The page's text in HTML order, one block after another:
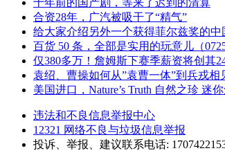
十年前的国产剧，等来了迟到的清算
合资28年，广汽被吸干了“精气”
给大家介绍另外一个获得菲尔兹奖的
百货 50 条，全部是实用的玩意儿（0725
仅380多万！詹姆斯下赛季薪资将创其
袁绍、曹操如何从”袁曹一体”到兵戎相
美国进口，Nature’s Truth 自然之珍 迷
违法和不良信息举报中心
12321 网络不良与垃圾信息举报
投诉、举报、建议联系电话: